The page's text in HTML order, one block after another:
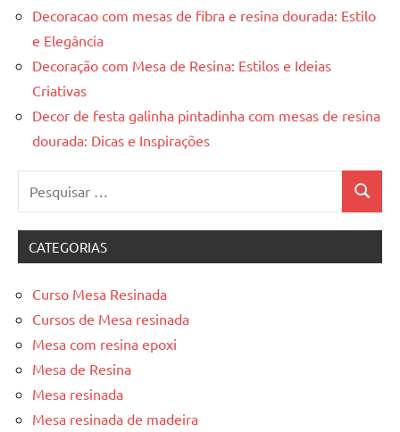
Decoracao com mesas de fibra e resina dourada: Estilo
e Elegância
Decoração com Mesa de Resina: Estilos e Ideias
Criativas
Decor de festa galinha pintadinha com mesas de resina
dourada: Dicas e Inspirações
CATEGORIAS
Curso Mesa Resinada
Cursos de Mesa resinada
Mesa com resina epoxi
Mesa de Resina
Mesa resinada
Mesa resinada de madeira